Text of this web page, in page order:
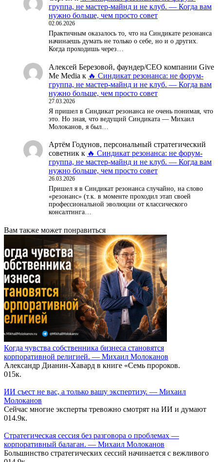
группа, не мастер-майнд и не клуб. — Когда вам
нужно больше, чем просто совет
02.06.2026
Практичным оказалось то, что на Синдикате резонанса
начинаешь думать не только о себе, но и о других.
Когда проходишь через…
Алексей Березовой, фаундер/СЕО компании Give
Me Media к 🔥 Синдикат резонанса: не форум-
группа, не мастер-майнд и не клуб. — Когда вам
нужно больше, чем просто совет
27.03.2026
Я пришел в Синдикат резонанса не очень понимая, что
это. Но зная, что ведущий Синдиката — Михаил
Молоканов, я был…
Артём Годунов, персональный стратегический
советник к 🔥 Синдикат резонанса: не форум-
группа, не мастер-майнд и не клуб. — Когда вам
нужно больше, чем просто совет
26.03.2026
Пришел я в Синдикат резонанса случайно, на слово
«резонанс» (т.к. в моменте проходил этап своей
профессиональной эволюции от классического
консалтинга…
Вам также может понравиться
Когда чувства собственника бизнеса становятся
корпоративной религией. — Михаил Молоканов
Александр Дианин-Хавард в книге «Семь пророков.
015к.
ИИ съест не вас, а только вашу экспертизу. — Михаил
Молоканов
Сейчас многие эксперты тревожно смотрят на ИИ и думают
014.9к.
Стратегическая сессия без разговора о проблемах —
корпоративный балаган. — Михаил Молоканов
Большинство стратегических сессий начинается с вежливого